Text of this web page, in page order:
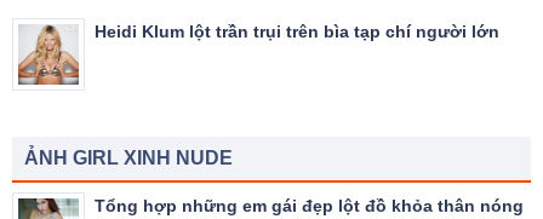
Heidi Klum lột trần trụi trên bìa tạp chí người lớn
ẢNH GIRL XINH NUDE
Tổng hợp những em gái đẹp lột đồ khỏa thân nóng